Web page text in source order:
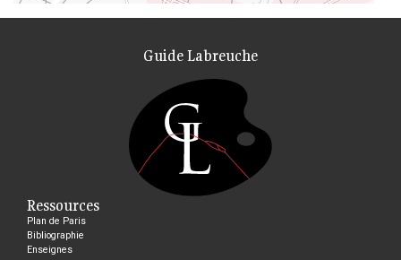
Guide Labreuche
Ressources
Plan de Paris
Bibliographie
Enseignes